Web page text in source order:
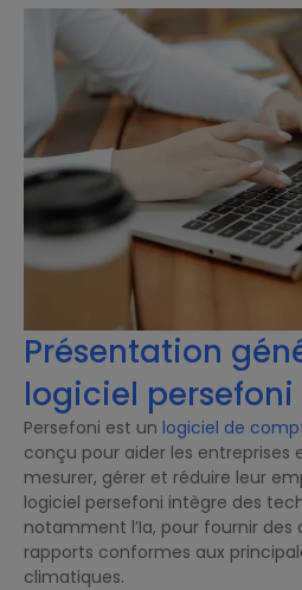
Présentation
logiciel persefoni
Persefoni est un logiciel de
conçu pour aider les entreprises
mesurer, gérer et réduire leur
logiciel persefoni intègre des
notamment l’Ia, pour fournir des
rapports conformes aux
climatiques.